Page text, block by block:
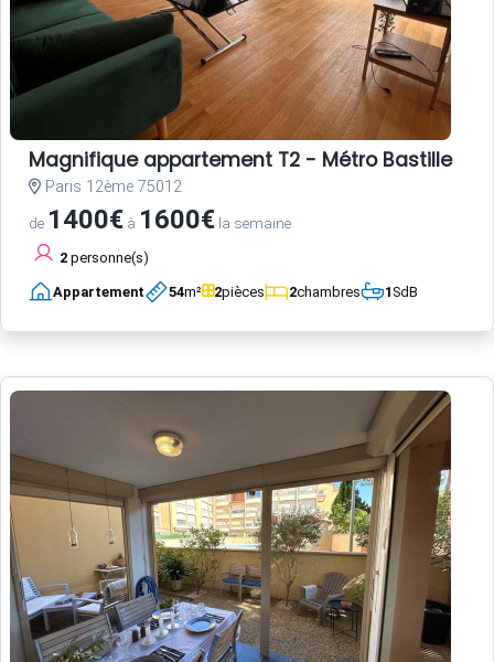
Magnifique appartement T2 - Métro Bastille
Paris 12ème 75012
de 1400€ à 1600€ la semaine
2 personne(s)
Appartement 54m² 2pièces 2chambres 1SdB